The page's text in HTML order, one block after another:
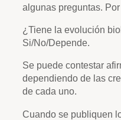
algunas preguntas.
¿Tiene la evolución
Si/No/Depende.
Se puede contestar
dependiendo de las
de cada uno.
Cuando se publiquen